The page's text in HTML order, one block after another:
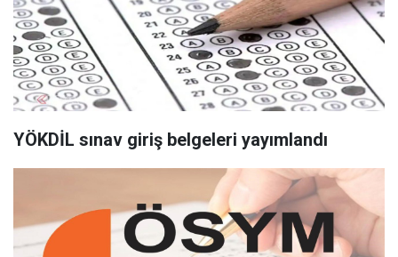
YÖKDİL sınav giriş belgeleri yayımlandı